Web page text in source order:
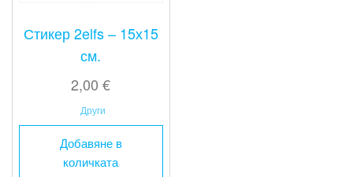
Стикер 2elfs – 15х15
см.
2,00€
Други
Добавяне в
количката